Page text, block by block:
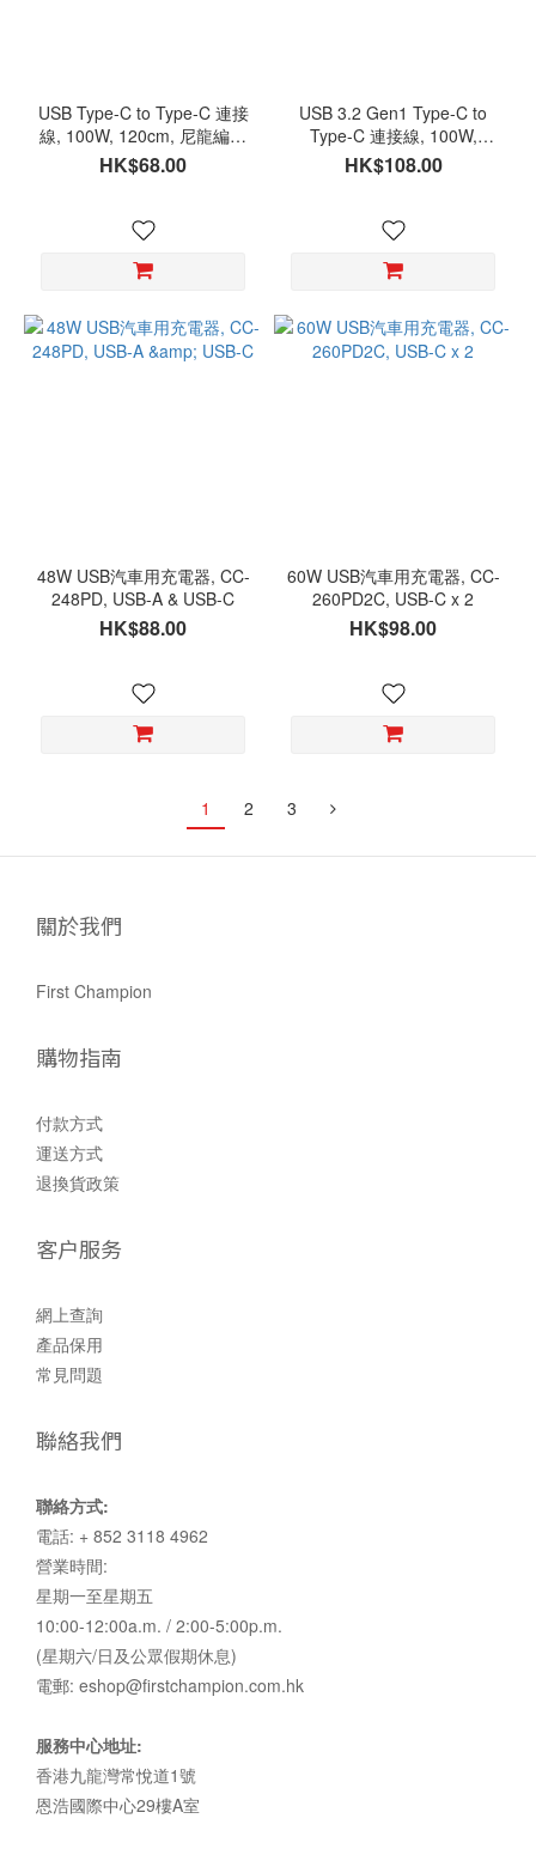
USB Type-C to Type-C 連接
線, 100W, 120cm, 尼龍編織
, TC2CE-NP120
HK$68.00
USB 3.2 Gen1 Type-C to
Type-C 連接線, 100W,
5Gbps, 200cm, 尼龍編織,
TC32CG1E-NP200
HK$108.00
48W USB汽車用充電器, CC-
248PD, USB-A & USB-C
HK$88.00
60W USB汽車用充電器, CC-
260PD2C, USB-C x 2
HK$98.00
1 2 3
關於我們
First Champion
購物指南
付款方式
運送方式
退換貨政策
客户服务
網上查詢
產品保用
常見問題
聯絡我們
聯絡方式:
電話: + 852 3118 4962
營業時間:
星期一至星期五
10:00-12:00a.m. / 2:00-5:00p.m.
(星期六/日及公眾假期休息)
電郵: eshop@firstchampion.com.hk
服務中心地址:
香港九龍灣常悅道1號
恩浩國際中心29樓A室